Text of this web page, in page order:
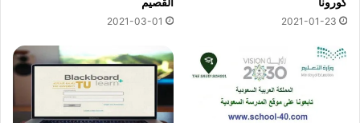
2021-01-23
2021-03-01